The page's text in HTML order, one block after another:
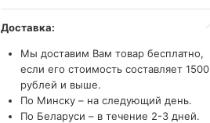
Доставка:
Мы доставим Вам товар бесплатно,
если его стоимость составляет 1500
рублей и выше.
По Минску – на следующий день.
По Беларуси – в течение 2-3 дней.